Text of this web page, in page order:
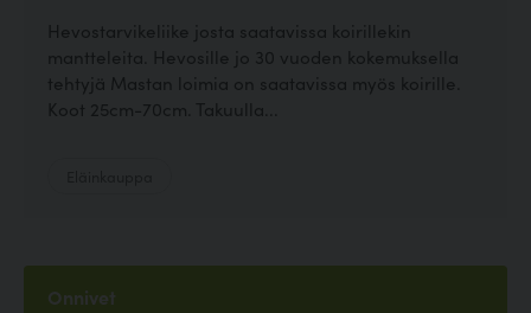
Hevostarvikeliike josta saatavissa koirillekin
mantteleita. Hevosille jo 30 vuoden kokemuksella
tehtyjä Mastan loimia on saatavissa myös koirille.
Koot 25cm-70cm. Takuulla...
Onnivet